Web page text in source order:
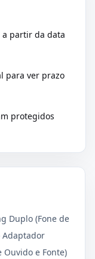
a partir da data
para ver prazo
protegidos
Duplo (Fone de
Adaptador
e Fonte)